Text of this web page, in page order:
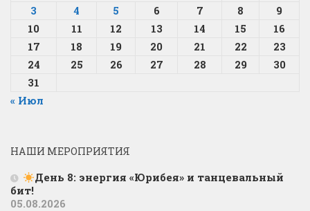
3
4 5 6 7 8
9
10
11 12 13 14 15
16
17
18 19 20 21 22
23
24
25 26 27 28 29
30
31
« Июл
НАШИ МЕРОПРИЯТИЯ
День 8: энергия «Юрибея» и танцевальный
бит!
05.08.2026